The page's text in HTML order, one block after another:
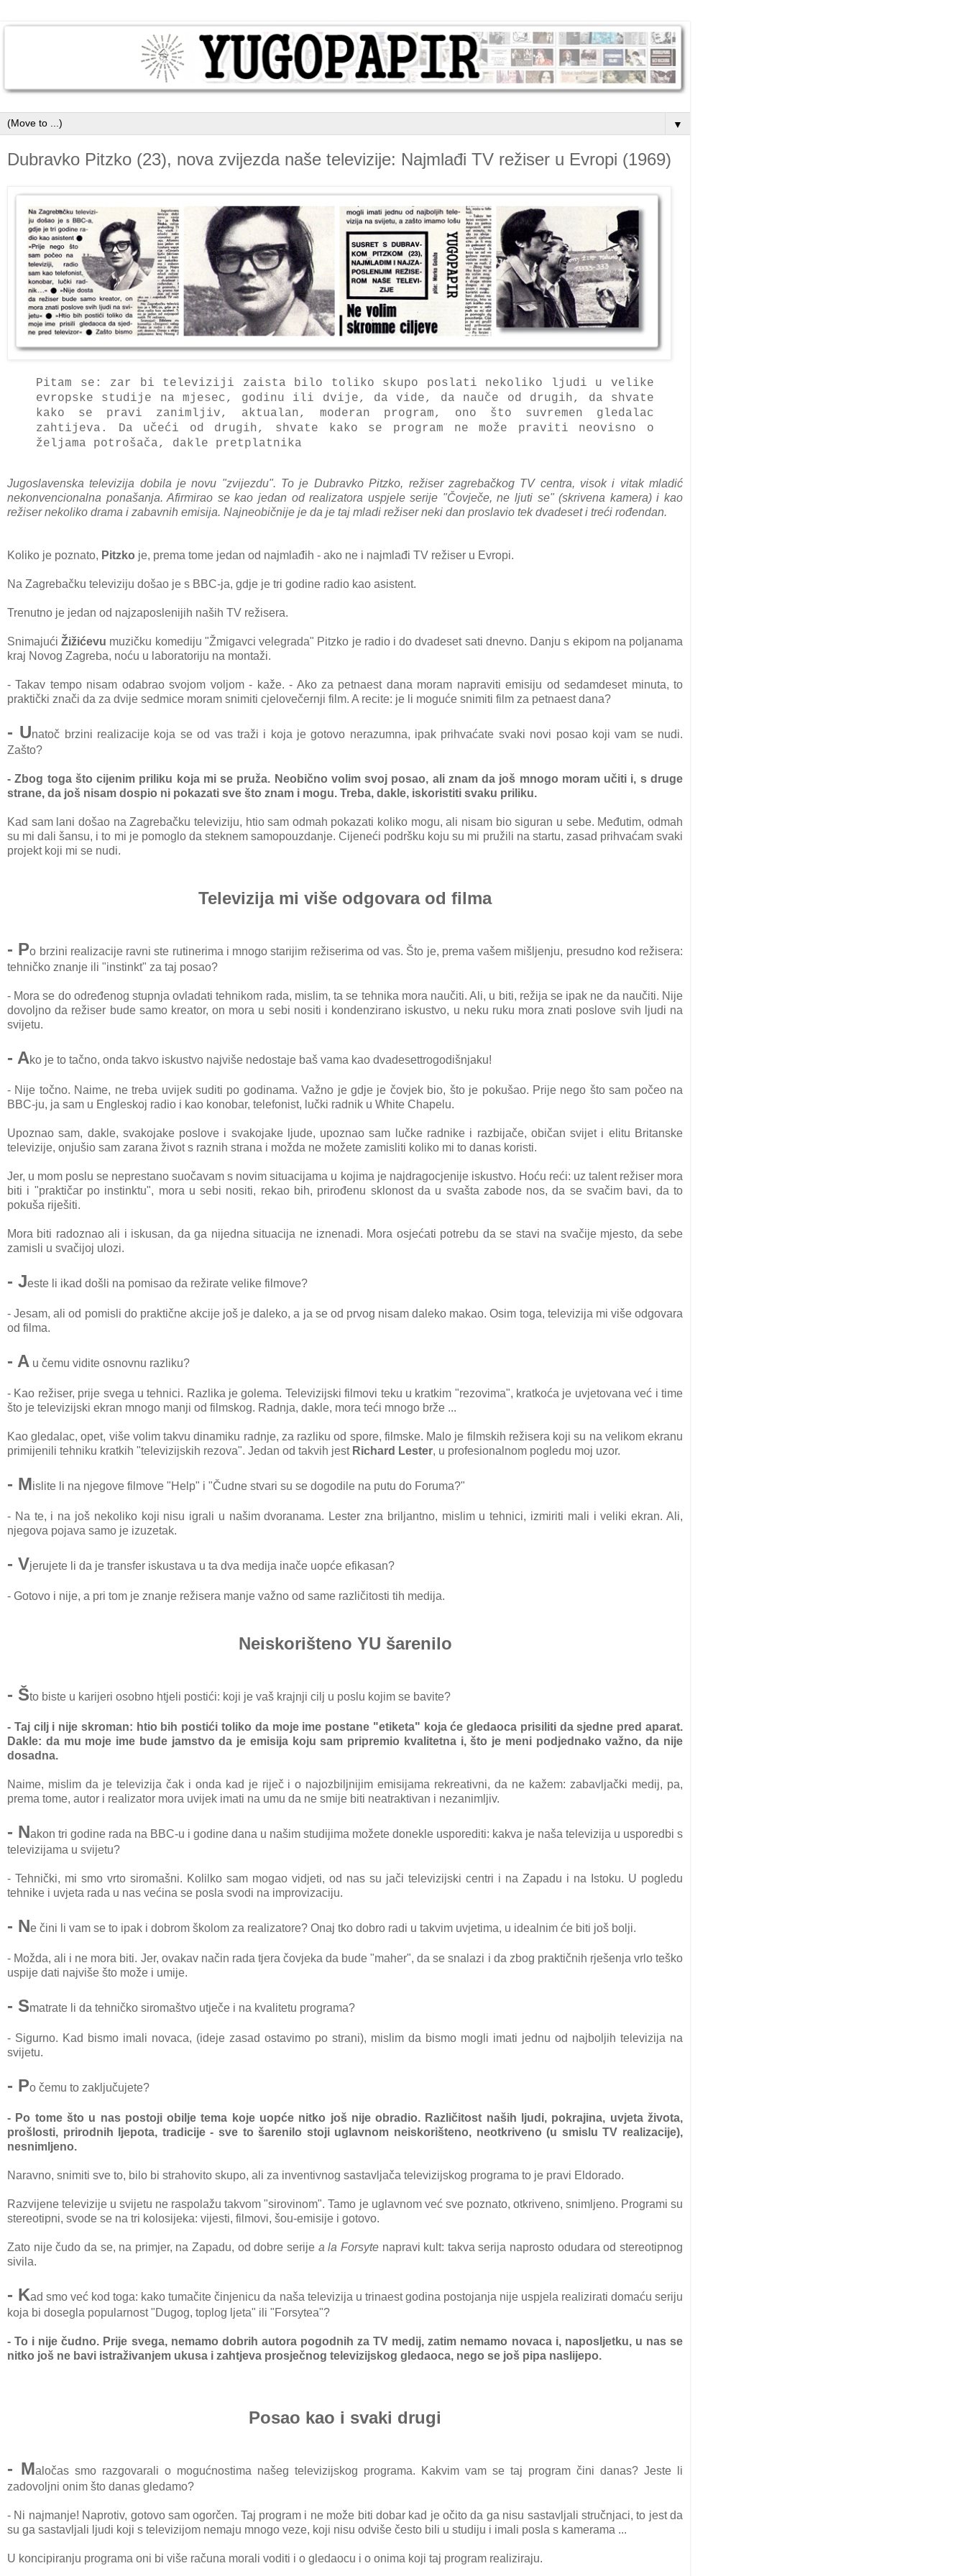
▼
Dubravko Pitzko (23), nova zvijezda naše televizije: Najmlađi TV režiser u Evropi (1969)
Pitam se: zar bi televiziji zaista bilo toliko skupo poslati nekoliko ljudi u velike
evropske studije na mjesec, godinu ili dvije, da vide, da nauče od drugih, da shvate
kako se pravi zanimljiv, aktualan, moderan program, ono što suvremen gledalac
zahtijeva. Da učeći od drugih, shvate kako se program ne može praviti neovisno o
željama potrošača, dakle pretplatnika
Jugoslavenska televizija dobila je novu "zvijezdu". To je Dubravko Pitzko, režiser zagrebačkog TV centra, visok i vitak mladić
nekonvencionalna ponašanja. Afirmirao se kao jedan od realizatora uspjele serije "Čovječe, ne ljuti se" (skrivena kamera) i kao
režiser nekoliko drama i zabavnih emisija. Najneobičnije je da je taj mladi režiser neki dan proslavio tekdvadeset i treći rođendan.
Koliko je poznato, Pitzko je, prema tome jedan od najmlađih - ako ne i najmlađi TV režiser u Evropi.
Na Zagrebačku televiziju došao je s BBC-ja, gdje je tri godine radio kao asistent.
Trenutno je jedan od najzaposlenijih naših TV režisera.
SnimajućiŽižićevu muzičku komediju "Žmigavci velegrada" Pitzko je radio i do dvadeset sati dnevno. Danju s ekipom na poljanama
kraj Novog Zagreba, noću u laboratoriju na montaži.
- Takav tempo nisam odabrao svojom voljom - kaže. - Ako za petnaest dana moram napraviti emisiju od sedamdeset minuta, to
praktički znači da za dvije sedmice moram snimiti cjelovečernji film. A recite: je li moguće snimiti film za petnaest dana?
- Unatoč brzini realizacije koja se od vas traži i koja je gotovo nerazumna, ipak prihvaćate svaki novi posao koji vam se nudi.
Zašto?
- Zbog toga što cijenim priliku koja mi se pruža. Neobično volim svoj posao, ali znam da još mnogo moram učiti i, s druge
strane, da još nisam dospio ni pokazati sve što znam i mogu. Treba, dakle, iskoristiti svaku priliku.
Kad sam lani došao na Zagrebačku televiziju, htio sam odmah pokazati koliko mogu, ali nisam bio siguran u sebe. Međutim, odmah
su mi dali šansu, i to mi je pomoglo da steknem samopouzdanje. Cijeneći podršku koju su mi pružili na startu, zasad prihvaćam svaki
projekt koji mi se nudi.
Televizija mi više odgovara od filma
- Po brzini realizacije ravni ste rutinerima i mnogo starijim režiserima od vas. Što je, prema vašem mišljenju, presudno kod režisera:
tehničko znanje ili "instinkt" za taj posao?
- Mora se do određenog stupnja ovladati tehnikom rada, mislim, ta se tehnika mora naučiti. Ali, u biti, režija se ipak ne da naučiti. Nije
dovoljno da režiser bude samo kreator, on mora u sebi nositi i kondenzirano iskustvo, u neku ruku mora znati poslove svih ljudi na
svijetu.
- Ako je to tačno, onda takvo iskustvo najviše nedostaje baš vama kao dvadesettrogodišnjaku!
- Nije točno. Naime, ne treba uvijek suditi po godinama. Važno je gdje je čovjek bio, što je pokušao. Prije nego što sam počeo na
BBC-ju, ja sam u Engleskoj radio i kao konobar, telefonist, lučki radnik u White Chapelu.
Upoznao sam, dakle, svakojake poslove i svakojake ljude, upoznao sam lučke radnike i razbijače, običan svijet i elitu Britanske
televizije, onjušio sam zarana život s raznih strana i možda ne možete zamisliti koliko mi to danas koristi.
Jer, u mom poslu se neprestano suočavam s novim situacijama u kojima je najdragocjenije iskustvo. Hoću reći: uz talent režiser mora
biti i "praktičar po instinktu", mora u sebi nositi, rekao bih, prirođenu sklonost da u svašta zabode nos, da se svačim bavi, da to
pokuša riješiti.
Mora biti radoznao ali i iskusan, da ga nijedna situacija ne iznenadi. Mora osjećati potrebu da se stavi na svačije mjesto, da sebe
zamisli u svačijoj ulozi.
- Jeste li ikad došli na pomisao da režirate velike filmove?
- Jesam, ali od pomisli do praktične akcije još je daleko, a ja se od prvog nisam daleko makao. Osim toga, televizija mi više odgovara
od filma.
- A u čemu vidite osnovnu razliku?
- Kao režiser, prije svega u tehnici. Razlika je golema. Televizijski filmovi teku u kratkim "rezovima", kratkoća je uvjetovana već i time
što je televizijski ekran mnogo manji od filmskog. Radnja, dakle, mora teći mnogo brže ...
Kao gledalac, opet, više volim takvu dinamiku radnje, za razliku od spore, filmske. Malo je filmskih režisera koji su na velikom ekranu
primijenili tehniku kratkih "televizijskih rezova". Jedan od takvih jest Richard Lester, u profesionalnom pogledu moj uzor.
- Mislite li na njegove filmove "Help" i "Čudne stvari su se dogodile na putu do Foruma?"
- Na te, i na još nekoliko koji nisu igrali u našim dvoranama. Lester zna briljantno, mislim u tehnici, izmiriti mali i veliki ekran. Ali,
njegova pojava samo je izuzetak.
- Vjerujete li da je transfer iskustava u ta dva medija inače uopće efikasan?
- Gotovo i nije, a pri tom je znanje režisera manje važno od same različitosti tih medija.
Neiskorišteno YU šarenilo
- Što biste u karijeri osobno htjeli postići: koji je vaš krajnji cilj u poslu kojim se bavite?
- Taj cilj i nije skroman: htio bih postići toliko da moje ime postane "etiketa" koja će gledaoca prisiliti da sjedne pred aparat.
Dakle: da mu moje ime bude jamstvo da je emisija koju sam pripremio kvalitetna i, što je meni podjednako važno, da nije
dosadna.
Naime, mislim da je televizija čak i onda kad je riječ i o najozbiljnijim emisijama rekreativni, da ne kažem: zabavljački medij, pa,
prema tome, autor i realizator mora uvijek imati na umu da ne smije biti neatraktivan i nezanimljiv.
- Nakon tri godine rada na BBC-u i godine dana u našim studijima možete donekle usporediti: kakva je naša televizija u usporedbi s
televizijama u svijetu?
- Tehnički, mi smo vrto siromašni. Kolilko sam mogao vidjeti, od nas su jači televizijski centri i na Zapadu i na Istoku. U pogledu
tehnike i uvjeta rada u nas većina se posla svodi na improvizaciju.
- Ne čini li vam se to ipak i dobrom školom za realizatore? Onaj tko dobro radi u takvim uvjetima, u idealnim će biti još bolji.
- Možda, ali i ne mora biti. Jer, ovakav način rada tjera čovjeka da bude "maher", da se snalazi i da zbog praktičnih rješenja vrlo teško
uspije dati najviše što može i umije.
- Smatrate li da tehničko siromaštvo utječe i na kvalitetu programa?
- Sigurno. Kad bismo imali novaca, (ideje zasad ostavimo po strani), mislim da bismo mogli imati jednu od najboljih televizija na
svijetu.
- Po čemu to zaključujete?
- Po tome što u nas postoji obilje tema koje uopće nitko još nije obradio. Različitost naših ljudi, pokrajina, uvjeta života,
prošlosti, prirodnih ljepota, tradicije - sve to šarenilo stoji uglavnom neiskorišteno, neotkriveno (u smislu TV realizacije),
nesnimljeno.
Naravno, snimiti sve to, bilo bi strahovito skupo, ali za inventivnog sastavljača televizijskog programa to je pravi Eldorado.
Razvijene televizije u svijetu ne raspolažu takvom "sirovinom". Tamo je uglavnom već sve poznato, otkriveno, snimljeno. Programi su
stereotipni, svode se na tri kolosijeka: vijesti, filmovi, šou-emisije i gotovo.
Zato nije čudo da se, na primjer, na Zapadu, od dobre serije a la Forsytenapravi kult: takva serija naprosto odudara od stereotipnog
sivila.
- Kad smo već kod toga: kako tumačite činjenicu da naša televizija u trinaest godina postojanja nije uspjela realizirati domaću seriju
koja bi dosegla popularnost "Dugog, toplog ljeta" ili "Forsytea"?
- To i nije čudno. Prije svega, nemamo dobrih autora pogodnih za TV medij, zatim nemamo novaca i, naposljetku, u nas se
nitko još ne bavi istraživanjem ukusa i zahtjeva prosječnog televizijskog gledaoca, nego se još pipa naslijepo.
Posao kao i svaki drugi
- Maločas smo razgovarali o mogućnostima našeg televizijskog programa. Kakvim vam se taj program čini danas? Jeste li
zadovoljni onim što danas gledamo?
- Ni najmanje! Naprotiv, gotovo sam ogorčen. Taj program i ne može biti dobar kad je očito da ga nisu sastavljali stručnjaci, to jest da
su ga sastavljali ljudi koji s televizijom nemaju mnogo veze, koji nisu odviše često bili u studiju i imali posla s kamerama ...
U koncipiranju programa oni bi više računa morali voditi i o gledaocu i o onima koji taj program realiziraju.